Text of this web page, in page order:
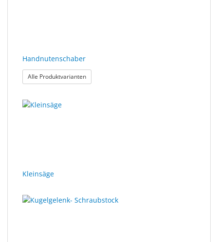
Handnutenschaber
Alle Produktvarianten: Handnutenschaber
Kleinsäge